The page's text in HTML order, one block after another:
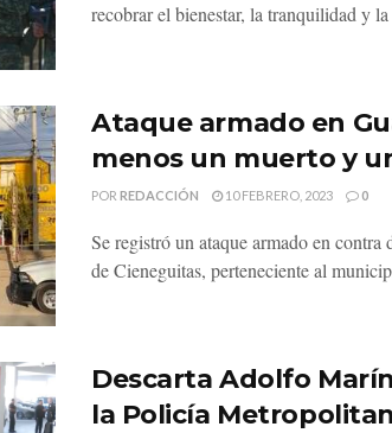
recobrar el bienestar, la tranquilidad y
Ataque armado en
menos un muerto y
POR REDACCIÓN 10 FEBRERO, 2023 0
Se registró un ataque armado en
de Cieneguitas, perteneciente al
Descarta Adolfo
la Policía